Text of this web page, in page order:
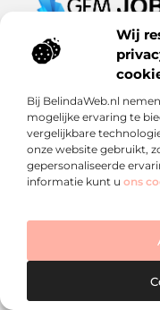
Wij
Bij BelindaWeb.nl
mogelijke ervaring te
vergelijkbare
onze website gebruikt,
gepersonaliseerde
informatie kunt u ons
Van werkdag
Ontdek inspirerende
arbeidsmarkt en
Bericht categorie